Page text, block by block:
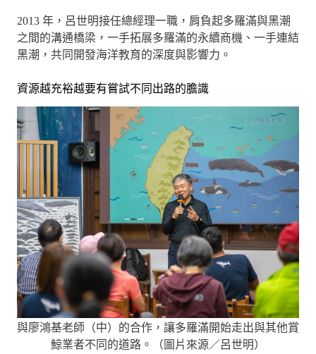
2013 年，呂世明接任總經理一職，肩負起多羅滿與黑潮
之間的溝通橋梁，一手拓展多羅滿的永續商機、一手連結
黑潮，共同開發海洋教育的深度與影響力。
資源越充裕越要有嘗試不同出路的膽識
與廖鴻基老師（中）的合作，讓多羅滿開始走出與其他賞
鯨業者不同的道路。（圖片來源／呂世明）